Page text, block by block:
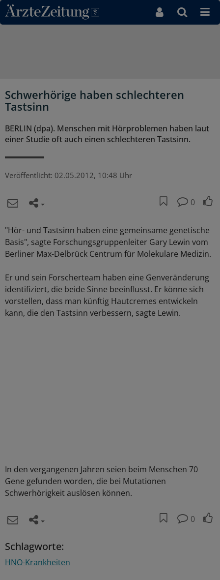
Direkt zum Inhaltsbereich
Schwerhörige haben schlechteren
Tastsinn
BERLIN (dpa). Menschen mit Hörproblemen haben laut
einer Studie oft auch einen schlechteren Tastsinn.
Veröffentlicht: 02.05.2012, 10:48 Uhr
0
"Hör- und Tastsinn haben eine gemeinsame genetische
Basis", sagte Forschungsgruppenleiter Gary Lewin vom
Berliner Max-Delbrück Centrum für Molekulare Medizin.
Er und sein Forscherteam haben eine Genveränderung
identifiziert, die beide Sinne beeinflusst. Er könne sich
vorstellen, dass man künftig Hautcremes entwickeln
kann, die den Tastsinn verbessern, sagte Lewin.
In den vergangenen Jahren seien beim Menschen 70
Gene gefunden worden, die bei Mutationen
Schwerhörigkeit auslösen können.
0
Schlagworte:
HNO-Krankheiten